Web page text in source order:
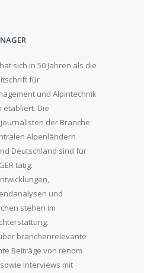
sich in 50 Jahren als die
für
und Alpintechnik
etabliert. Die
der Branche
Alpenländern
Deutschland sind für
tätig.
und
stehen im
branchenrelevante
Beiträge von renom
Interviews mit